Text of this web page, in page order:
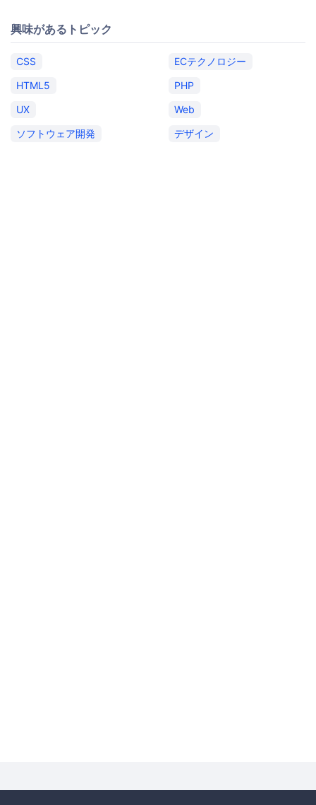
興味があるトピック
CSS
ECテクノロジー
HTML5
PHP
UX
Web
ソフトウェア開発
デザイン